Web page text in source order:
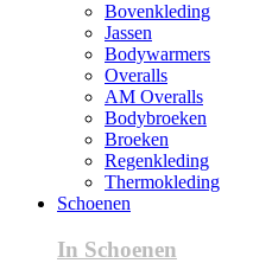
Bovenkleding
Jassen
Bodywarmers
Overalls
AM Overalls
Bodybroeken
Broeken
Regenkleding
Thermokleding
Schoenen
In Schoenen